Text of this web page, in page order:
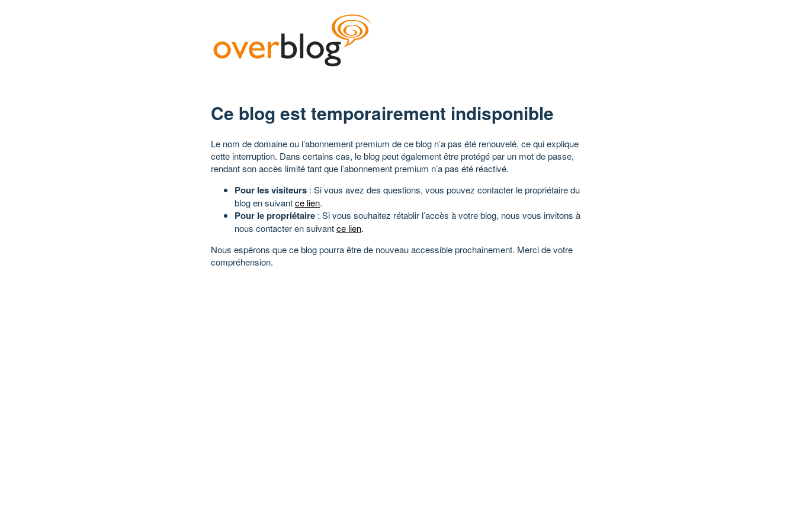
Ce blog est temporairement indisponible
Le nom de domaine ou l’abonnement premium de ce blog n’a pas été renouvelé, ce qui explique
cette interruption. Dans certains cas, le blog peut également être protégé par un mot de passe,
rendant son accès limité tant que l’abonnement premium n’a pas été réactivé.
Pour les visiteurs : Si vous avez des questions, vous pouvez contacter le propriétaire du
blog en suivantce lien.
Pour le propriétaire : Si vous souhaitez rétablir l’accès à votre blog, nous vous invitons à
nous contacter en suivantce lien.
Nous espérons que ce blog pourra être de nouveau accessible prochainement. Merci de votre
compréhension.